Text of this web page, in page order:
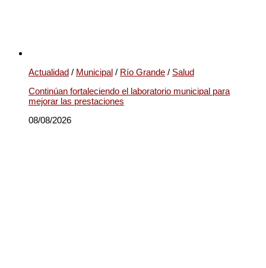
Actualidad / Municipal / Río Grande / Salud
Continúan fortaleciendo el laboratorio municipal para
mejorar las prestaciones
08/08/2026